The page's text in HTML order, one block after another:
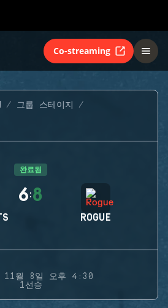
Co-streaming
그룹 스테이지
완료됨
6:8
ROGUE
11월 8일 오후 4:30
1선승